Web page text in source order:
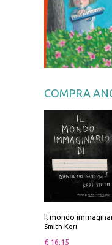
COMPRA
Il mondo
Smith Keri
€ 16.15